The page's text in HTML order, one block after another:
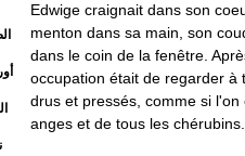
Edwige craignait dans son
menton dans sa main, son
dans le coin de la fenêtre.
occupation était de regarder à
drus et pressés, comme si
anges et de tous les chérubins.